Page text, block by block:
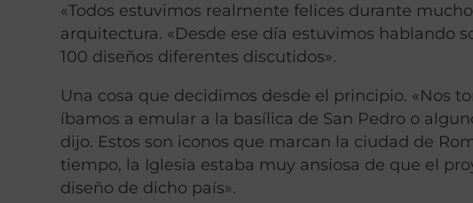
«Todos estuvimos realmente felices durante
arquitectura. «Desde ese día estuvimos hablando
100 diseños diferentes discutidos».
Una cosa que decidimos desde el principio. «Nos
íbamos a emular a la basílica de San Pedro o
dijo. Estos son iconos que marcan la ciudad de
tiempo, la Iglesia estaba muy ansiosa de que el
diseño de dicho país».